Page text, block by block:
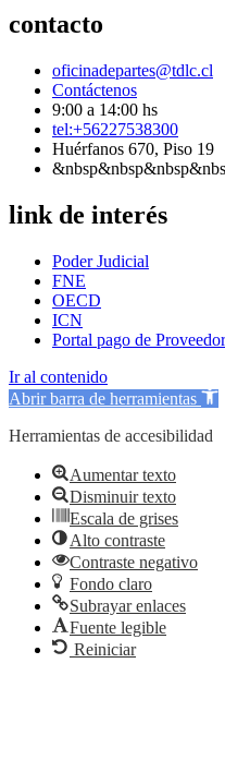
contacto
oficinadepartes@tdlc.cl
Contáctenos
9:00 a 14:00 hs
tel:+56227538300
Huérfanos 670, Piso 19
link de interés
Poder Judicial
FNE
OECD
ICN
Portal pago de
Ir al contenido
Abrir barra de herramientas
Herramientas de accesibilidad
Aumentar texto
Disminuir texto
Escala de grises
Alto contraste
Contraste negativo
Fondo claro
Subrayar enlaces
Fuente legible
Reiniciar